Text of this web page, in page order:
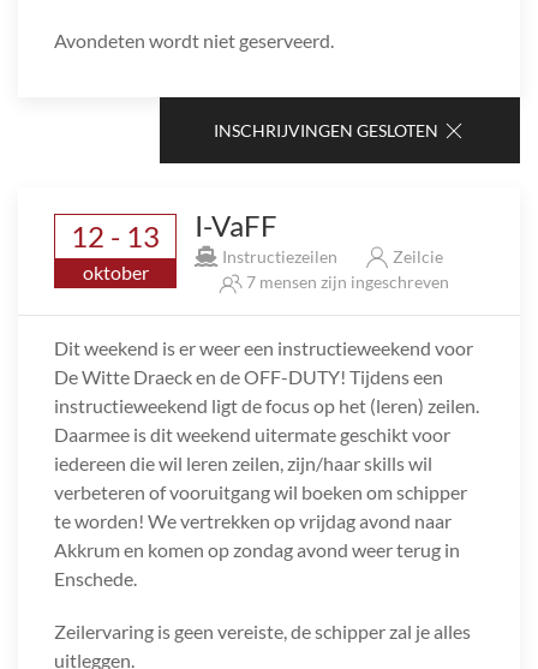
Avondeten wordt niet geserveerd.
INSCHRIJVINGEN GESLOTEN
12 - 13
oktober
I-VaFF
Instructiezeilen
Zeilcie
7 mensen zijn ingeschreven
Dit weekend is er weer een instructieweekend voor
De Witte Draeck en de OFF-DUTY! Tijdens een
instructieweekend ligt de focus op het (leren) zeilen.
Daarmee is dit weekend uitermate geschikt voor
iedereen die wil leren zeilen, zijn/haar skills wil
verbeteren of vooruitgang wil boeken om schipper
te worden! We vertrekken op vrijdag avond naar
Akkrum en komen op zondag avond weer terug in
Enschede.
Zeilervaring is geen vereiste, de schipper zal je alles
uitleggen.